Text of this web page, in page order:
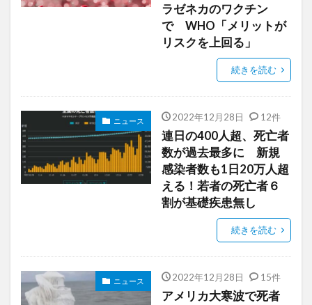
ラゼネカのワクチン
で WHO「メリットが
リスクを上回る」
続きを読む
ニュース 2022年12月28日 12件
連日の400人超、死亡者
数が過去最多に 新規
感染者数も1日20万人超
える！若者の死亡者６
割が基礎疾患無し
続きを読む
ニュース 2022年12月28日 15件
アメリカ大寒波で死者